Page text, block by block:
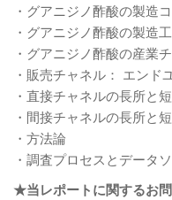
・グアニジノ酢酸の製造
・グアニジノ酢酸の製造
・グアニジノ酢酸の産業
・販売チャネル： エン
・直接チャネルの長所と
・間接チャネルの長所と
・方法論
・調査プロセスとデータ
★当レポートに関するお